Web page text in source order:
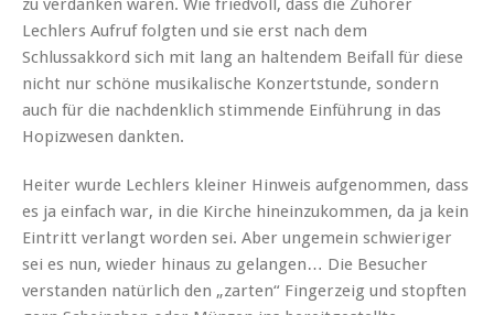
zu verdanken waren. Wie friedvoll, dass die Zuhörer
Lechlers Aufruf folgten und sie erst nach dem
Schlussakkord sich mit lang an haltendem Beifall für diese
nicht nur schöne musikalische Konzertstunde, sondern
auch für die nachdenklich stimmende Einführung in das
Hopizwesen dankten.
Heiter wurde Lechlers kleiner Hinweis aufgenommen, dass
es ja einfach war, in die Kirche hineinzukommen, da ja kein
Eintritt verlangt worden sei. Aber ungemein schwieriger
sei es nun, wieder hinaus zu gelangen… Die Besucher
verstanden natürlich den „zarten“ Fingerzeig und stopften